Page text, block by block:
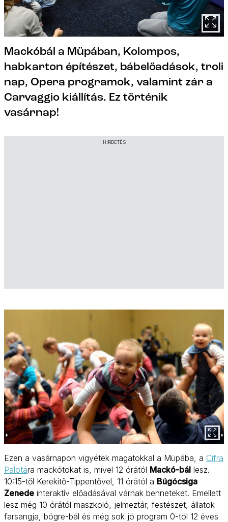
Mackóbál a Müpában, Kolompos,
habkarton építészet, bábelőadások, troli
nap, Opera programok, valamint zár a
Carvaggio kiállítás. Ez történik
vasárnap!
HIRDETÉS
Ezen a vasárnapon vigyétek magatokkal a Müpába, a Cifra
Palotára mackótokat is, mivel 12 órától Mackó-bál lesz.
10:15-től Kerekítő-Tippentővel, 11 órától a Búgócsiga
Zenede interaktív előadásával várnak benneteket. Emellett
lesz még 10 órától maszkoló, jelmeztár, festészet, állatok
farsangja, bögre-bál és még sok jó program 0-tól 12 éves